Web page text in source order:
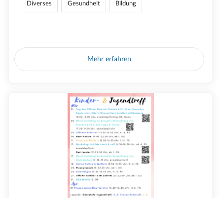
Diverses Gesundheit Bildung
Mehr erfahren